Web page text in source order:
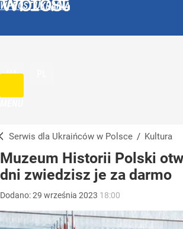
WPROST UKRAINA
UA
Serwis dla Ukraińców w Polsce / Kultura
Muzeum Historii Polski
dni zwiedzisz je za darmo
Dodano:29 września 2023 18:00